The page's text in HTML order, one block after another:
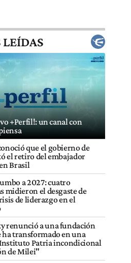
LEÍDAS
+Perfil!: un canal con
que el gobierno de
el retiro del embajador
Brasil
a 2027: cuatro
midieron el desgaste de
de liderazgo en el
renunció a una fundación
ha transformado en una
Instituto Patria incondicional
de Milei"